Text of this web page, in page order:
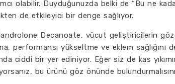
olabilir. Duyduğunuzda belki de “Bu ne
de etkileyici bir denge sağlıyor.
Decanoate, vücut geliştiricilerin
performansı yükseltme ve eklem sağlığını
ciddi bir yer ediniyor. Eğer siz de kas
bu ürünü göz önünde